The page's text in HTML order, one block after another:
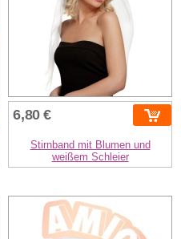
6,80 €
Stirnband mit Blumen und
weißem Schleier